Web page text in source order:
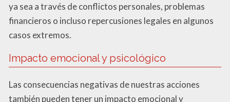
ya sea a través de conflictos personales, problemas
financieros o incluso repercusiones legales en algunos
casos extremos.
Impacto emocional y psicológico
Las consecuencias negativas de nuestras acciones
también pueden tener un impacto emocional y